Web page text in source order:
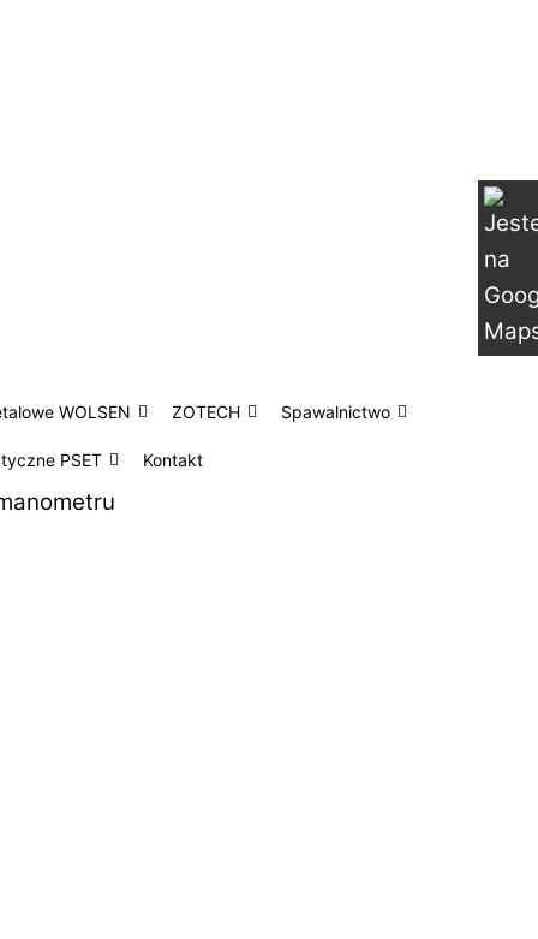
WOLSEN ZOTECH Spawalnictwo
PSET Kontakt